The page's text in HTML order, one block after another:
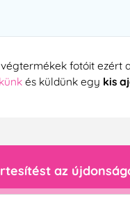
fotóit ezért
és küldünk egy kis
az